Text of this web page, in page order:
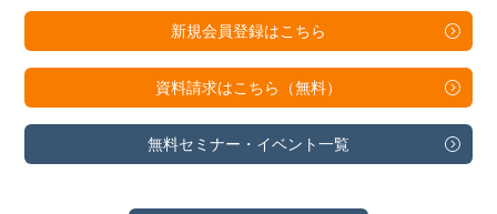
新規会員登録はこちら
資料請求はこちら（無料）
無料セミナー・ イベント一覧